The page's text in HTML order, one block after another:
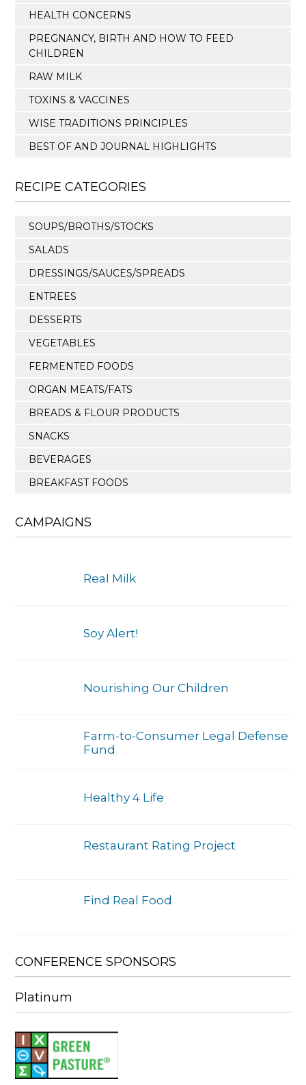
HEALTH CONCERNS
PREGNANCY, BIRTH AND HOW TO FEED
CHILDREN
RAW MILK
TOXINS & VACCINES
WISE TRADITIONS PRINCIPLES
BEST OF AND JOURNAL HIGHLIGHTS
RECIPE CATEGORIES
SOUPS/BROTHS/STOCKS
SALADS
DRESSINGS/SAUCES/SPREADS
ENTREES
DESSERTS
VEGETABLES
FERMENTED FOODS
ORGAN MEATS/FATS
BREADS & FLOUR PRODUCTS
SNACKS
BEVERAGES
BREAKFAST FOODS
CAMPAIGNS
Real Milk
Soy Alert!
Nourishing Our Children
Farm-to-Consumer Legal Defense
Fund
Healthy 4 Life
Restaurant Rating Project
Find Real Food
CONFERENCE SPONSORS
Platinum